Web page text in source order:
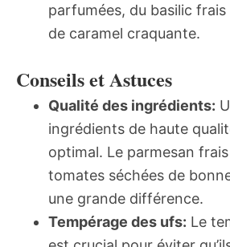
parfumées, du basilic
de caramel craquante.
Conseils et Astuces
Qualité des ingrédients:
ingrédients de haute
optimal. Le parmesan
tomates séchées de
une grande différence.
Tempérage des ufs: Le